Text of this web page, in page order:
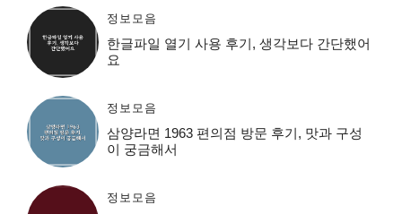
정보모음
한글파일 열기 사용 후기, 생각보다 간단했어
요
정보모음
삼양라면 1963 편의점 방문 후기, 맛과 구성
이 궁금해서
정보모음